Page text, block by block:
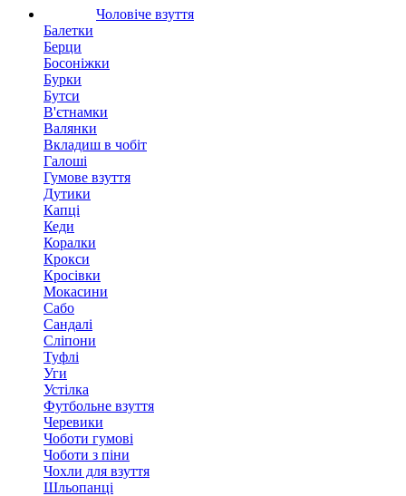
Чоловіче взуття
Балетки
Берци
Босоніжки
Бурки
Бутси
В'єтнамки
Валянки
Вкладиш в чобіт
Галоші
Гумове взуття
Дутики
Капці
Кеди
Коралки
Крокси
Кросівки
Мокасини
Сабо
Сандалі
Сліпони
Туфлі
Уги
Устілка
Футбольне взуття
Черевики
Чоботи гумові
Чоботи з піни
Чохли для взуття
Шльопанці